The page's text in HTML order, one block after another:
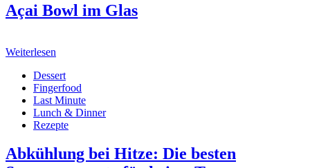
Açai Bowl im Glas
Weiterlesen
Dessert
Fingerfood
Last Minute
Lunch & Dinner
Rezepte
Abkühlung bei Hitze: Die besten